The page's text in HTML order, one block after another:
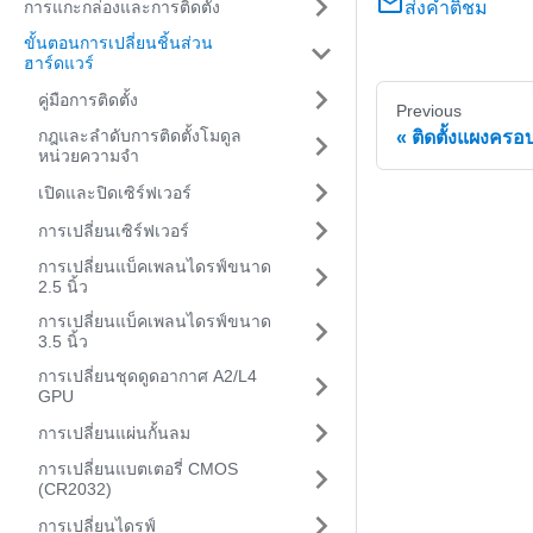
การแกะกล่องและการติดตั้ง
ขั้นตอนการเปลี่ยนชิ้นส่วน
ฮาร์ดแวร์
คู่มือการติดตั้ง
กฎและลำดับการติดตั้งโมดูล
หน่วยความจำ
เปิดและปิดเซิร์ฟเวอร์
การเปลี่ยนเซิร์ฟเวอร์
การเปลี่ยนแบ็คเพลนไดรฟ์ขนาด
2.5 นิ้ว
การเปลี่ยนแบ็คเพลนไดรฟ์ขนาด
3.5 นิ้ว
การเปลี่ยนชุดดูดอากาศ A2/L4
GPU
การเปลี่ยนแผ่นกั้นลม
การเปลี่ยนแบตเตอรี่ CMOS
(CR2032)
การเปลี่ยนไดรฟ์
ส่งคำติชม
Previous
ติดตั้งแผงครอ